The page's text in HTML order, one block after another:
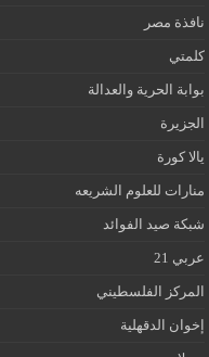
نافذة مصر
كلمتي
بوابة الحرية والعدالة
الجزيرة
يالا كورة
منارات للعلوم الشريعه
شبكة صيد الفوائد
عربي 21
المركز الفلسطيني
إخوان الدقهلية